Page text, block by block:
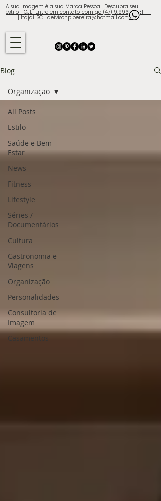
A sua Imagem é a sua Marca Pessoal, Descubra seu
estilo HOJE! Entre em contato comigo (47) 9.9960-3131
| Itajaí-SC | deivisonp.pereira@hotmail.com
Blog
All Posts
Estilo
Saúde e Bem
Estar
News
Fitness
Lifestyle
Séries /
Documentários
Cultura
Gastronomia e
Viagens
Organização
Personalidades
Consultoria de
Imagem
Casamentos
Organização